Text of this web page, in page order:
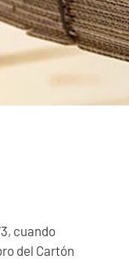
cuando
del Cartón